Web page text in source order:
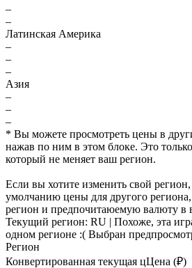
–
–
Латинская Америка
–
–
–
Азия
–
–
–
* Вы можете просмотреть цены в
нажав по ним в этом блоке. Это
который не меняет ваш регион.
Если вы хотите изменить свой
умолчанию цены для другого региона,
регион и предпочитаюемую валюту в
Текущий регион: RU | Похоже, эта
одном регионе :( Выбран
Регион
Конвертированная текущая цЦена (₽)